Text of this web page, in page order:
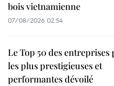
bois vietnamienne
07/08/2026 02:54
Le Top 50 des entreprises
les plus prestigieuses et
performantes dévoilé